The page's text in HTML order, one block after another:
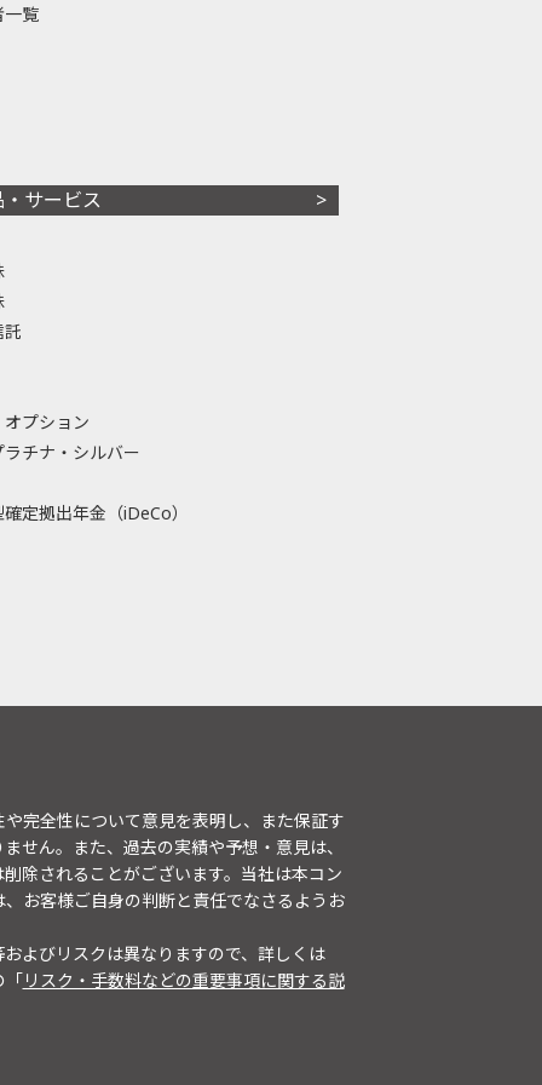
一覧
・サービス
託
プション
ラチナ・シルバー
定拠出年金（iDeCo）
完全性について意見を表明し、また保証す
せん。また、過去の実績や予想・意見は、
除されることがございます。当社は本コン
お客様ご自身の判断と責任でなさるようお
よびリスクは異なりますので、詳しくは
「リスク・手数料などの重要事項に関する説